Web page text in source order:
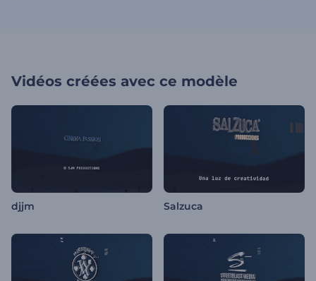
Vidéos créées avec ce modèle
djjm Salzuca